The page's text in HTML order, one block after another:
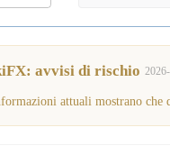
avvisi di rischio